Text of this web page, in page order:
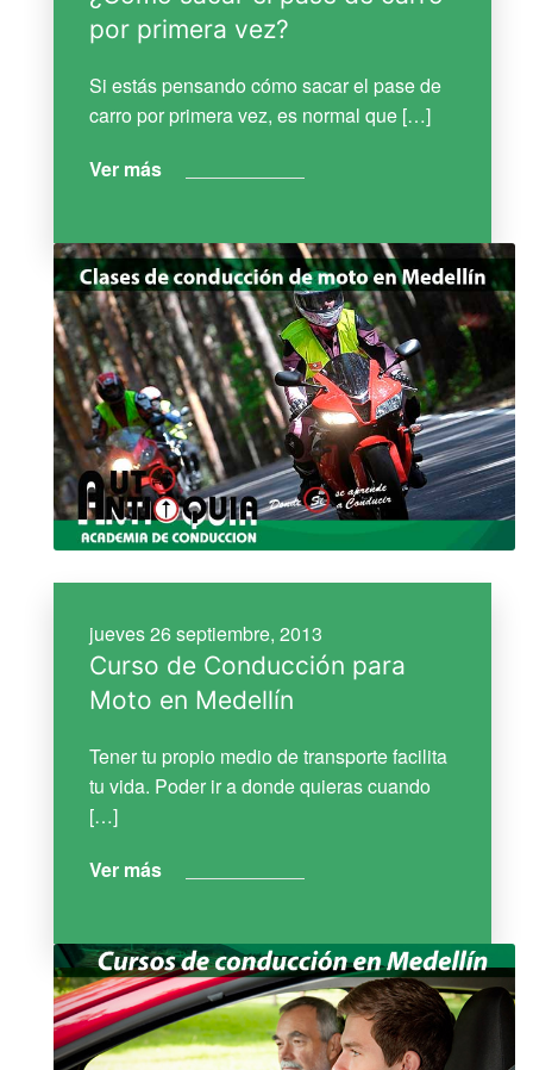
por primera vez?
Si estás pensando cómo sacar el pase de
carro por primera vez, es normal que […]
Ver más
jueves 26 septiembre, 2013
Curso de Conducción para
Moto en Medellín
Tener tu propio medio de transporte facilita
tu vida. Poder ir a donde quieras cuando
[…]
Ver más